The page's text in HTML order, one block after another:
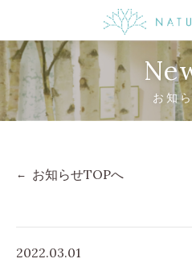
お知
お知らせTOPへ
2022.03.01